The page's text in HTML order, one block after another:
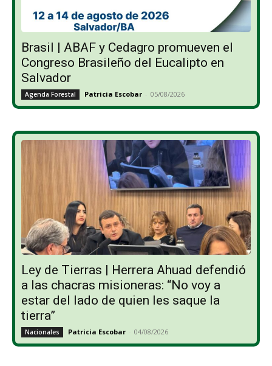
Brasil | ABAF y Cedagro promueven el
Congreso Brasileño del Eucalipto en
Salvador
Agenda Forestal Patricia Escobar - 05/08/2026
Ley de Tierras | Herrera Ahuad defendió
a las chacras misioneras: “No voy a
estar del lado de quien les saque la
tierra”
Nacionales Patricia Escobar - 04/08/2026